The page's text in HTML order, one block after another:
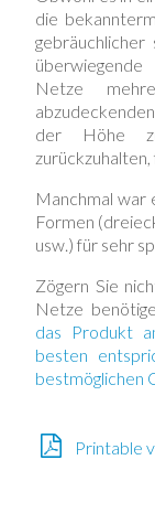
die
Netze
der Höhe
Manchmal war
Formen
usw.) für sehr
Zögern Sie
Netze
das Produkt
besten
bestmöglichen
Printable